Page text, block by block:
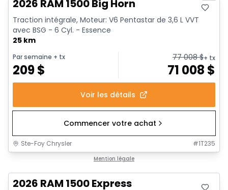
2026 RAM 1500 Big Horn
Traction intégrale, Moteur: V6 Pentastar de 3,6 L VVT
avec BSG - 6 Cyl. - Essence
25 km
Par semaine + tx
209$
77 008$+ tx
71 008 $
Voir les détails
Commencer votre achat
Ste-Foy Chrysler #1T235
Mention légale
2026 RAM 1500 Express